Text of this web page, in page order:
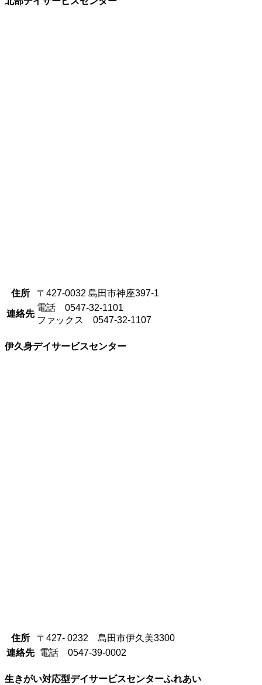
住所 〒427-0032 島田市神座397-1
連絡先
電話 0547-32-1101
ファックス 0547-32-1107
伊久身デイサービスセンター
住所
〒427- 0232 島田市伊久美3300
連絡先 電話 0547-39-0002
生きがい対応型デイサービスセンターふれあい